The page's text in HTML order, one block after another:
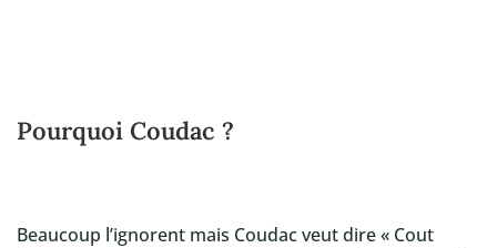
Pourquoi Coudac ?
Beaucoup l’ignorent mais Coudac veut dire « Cout